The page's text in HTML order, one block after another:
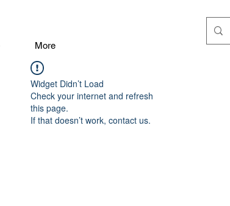
More
Widget Didn’t Load
Check your internet and refresh
this page.
If that doesn’t work, contact us.